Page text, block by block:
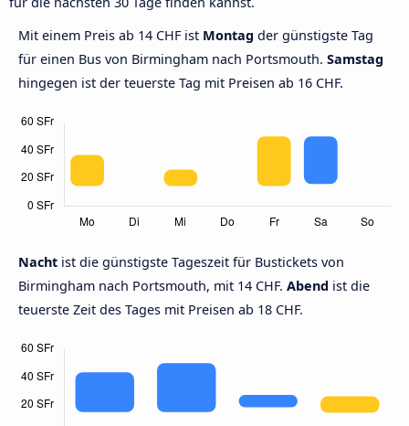
Mit einem Preis ab 14 CHF ist Montag der günstigste Tag
für einen Bus von Birmingham nach Portsmouth. Samstag
hingegen ist der teuerste Tag mit Preisen ab 16 CHF.
Nacht ist die günstigste Tageszeit für Bustickets von
Birmingham nach Portsmouth, mit 14 CHF. Abend ist die
teuerste Zeit des Tages mit Preisen ab 18 CHF.